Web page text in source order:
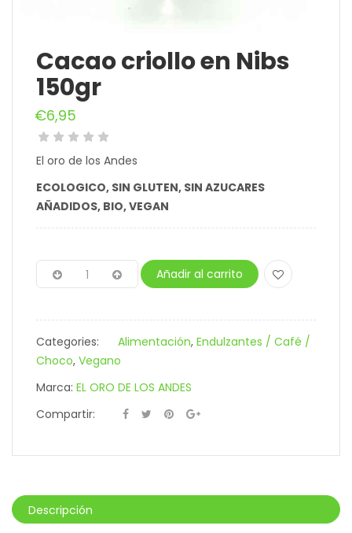
Cacao criollo en Nibs
150gr
€6,95
El oro de los Andes
ECOLOGICO, SIN GLUTEN, SIN AZUCARES
AÑADIDOS, BIO, VEGAN
Añadir al carrito
Categories: Alimentación, Endulzantes / Café /
Choco, Vegano
Marca: EL ORO DE LOS ANDES
Compartir:
Descripción